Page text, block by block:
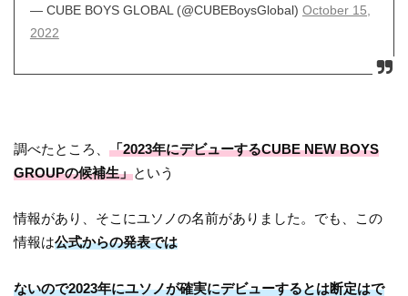
— CUBE BOYS GLOBAL (@CUBEBoysGlobal) October 15,
2022
調べたところ、「2023年にデビューするCUBE NEW BOYS
GROUPの候補生」という
情報があり、そこにユソノの名前がありました。でも、この
情報は公式からの発表では
ないので2023年にユソノが確実にデビューするとは断定はで